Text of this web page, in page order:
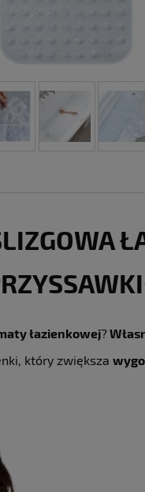
łazienkowej?
który zwiększa